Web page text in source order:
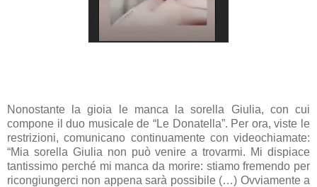
Nonostante la gioia le manca la sorella Giulia, con cui
compone il duo musicale de “Le Donatella”. Per ora, viste le
restrizioni, comunicano continuamente con videochiamate:
“Mia sorella Giulia non può venire a trovarmi. Mi dispiace
tantissimo perché mi manca da morire: stiamo fremendo per
ricongiungerci non appena sarà possibile (…) Ovviamente a